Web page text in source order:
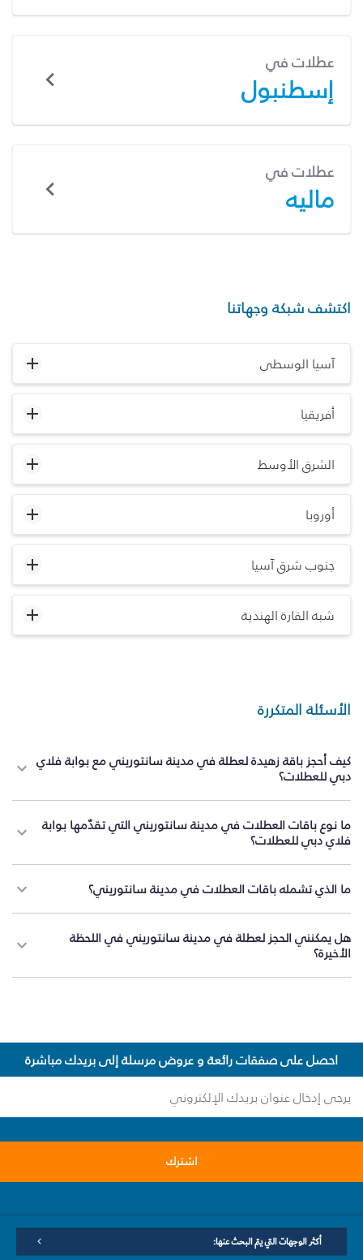
عطلات في
إسطنبول
عطلات في
ماليه
اكتشف شبكة وجهاتنا
آسيا الوسطى
أفريقيا
الشرق الأوسط
أوروبا
جنوب شرق آسيا
شبه القارة الهندية
الأسئلة المتكررة
كيف أحجز باقة زهيدة لعطلة في مدينة سانتوريني مع بوابة فلاي
دبي للعطلات؟
ما نوع باقات العطلات في مدينة سانتوريني التي تقدّمها بوابة
فلاي دبي للعطلات؟
ما الذي تشمله باقات العطلات في مدينة سانتوريني؟
هل يمكنني الحجز لعطلة في مدينة سانتوريني في اللحظة
الأخيرة؟
احصل على صفقات رائعة و عروض مرسلة إلى بريدك مباشرة
اشترك
أكثر الوجهات التي يتم البحث عنها: